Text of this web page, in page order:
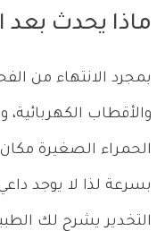
ماذا يحدث
بمجرد الانتهاء من
والأقطاب
الحمراء الصغيرة
بسرعة لذا لا يوجد
التخدير يشرح لك